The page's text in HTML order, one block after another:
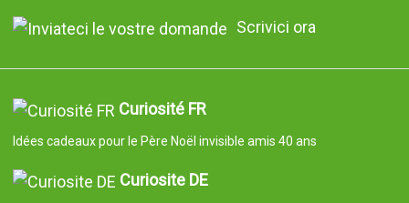
Scrivici ora
Curiosité FR
Idées cadeaux pour le Père Noël invisible amis 40 ans
Curiosite DE